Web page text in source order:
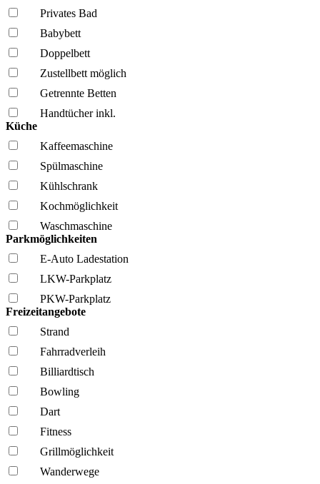
Privates Bad
Babybett
Doppelbett
Zustellbett möglich
Getrennte Betten
Handtücher inkl.
Küche
Kaffee­maschine
Spül­maschine
Kühl­schrank
Kochmöglich­keit
Wasch­maschine
Parkmöglichkeiten
E-Auto Ladestation
LKW-Parkplatz
PKW-Parkplatz
Freizeitangebote
Strand
Fahrrad­verleih
Billiardtisch
Bowling
Dart
Fitness
Grillmöglich­keit
Wanderwege